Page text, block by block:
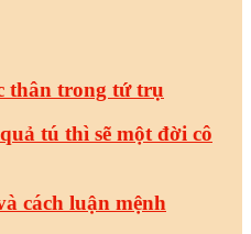
thân trong tứ trụ
tú thì sẽ một đời cô
cách luận mệnh